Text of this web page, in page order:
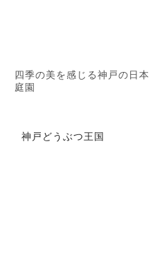
四季の美を感じる神戸の日本
庭園
神戸どうぶつ王国